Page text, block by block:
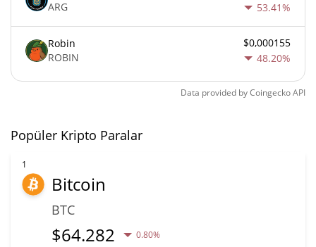
ARG
53.41%
Robin
ROBIN
$0,000155
48.20%
Data provided byCoingeckoAPI
Popüler Kripto Paralar
1
Bitcoin
BTC
$64.282 0.80%